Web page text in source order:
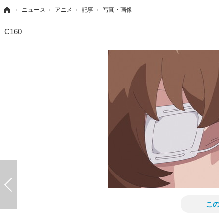
› ニュース › アニメ › 記事 › 写真・画像
C160
こ